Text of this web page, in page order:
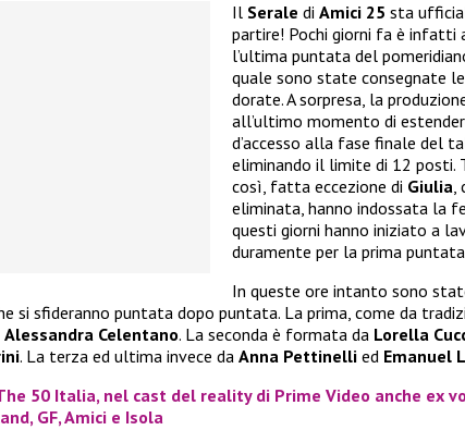
Il Serale di Amici 25 sta
partire! Pochi giorni fa è infatti
l’ultima puntata del
quale sono state consegnate
dorate. A sorpresa, la
all’ultimo momento di
d’accesso alla fase finale del
eliminando il limite di 12 posti.
così, fatta eccezione di Giulia,
eliminata, hanno indossata la
questi giorni hanno iniziato a
duramente per la prima
In queste ore intanto sono
si sfideranno puntata dopo puntata. La prima, come da
Alessandra Celentano. La seconda è formata da Lorella
. La terza ed ultima invece da Anna Pettinelli ed Emanuel
50 Italia, nel cast del reality di Prime Video anche ex
GF, Amici e Isola